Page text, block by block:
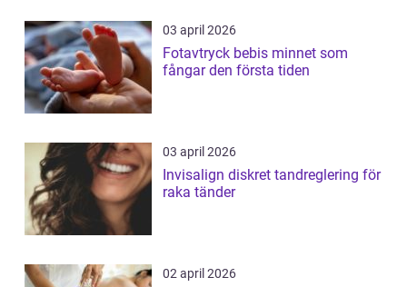
03 april 2026
Fotavtryck bebis minnet som
fångar den första tiden
03 april 2026
Invisalign diskret tandreglering för
raka tänder
02 april 2026